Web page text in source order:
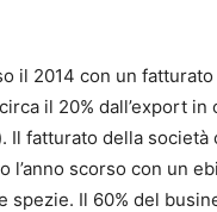
il 2014 con un
il 20% dall’export
fatturato della società
scorso con un
spezie. Il 60% del